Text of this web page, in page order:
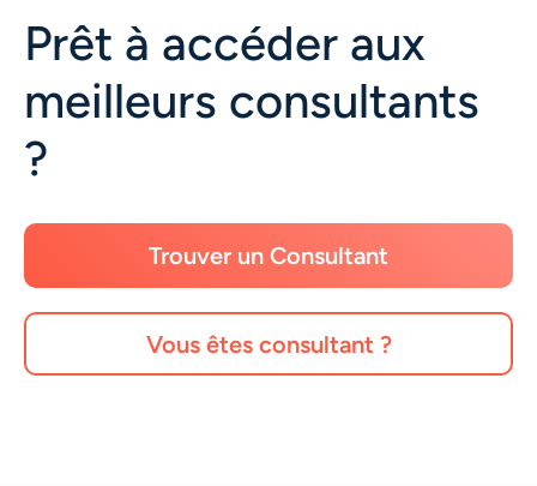
Prêt à accéder aux
meilleurs consultants
?
Trouver un Consultant
Vous êtes consultant ?